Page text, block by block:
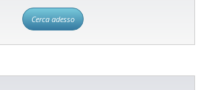
Cerca adesso